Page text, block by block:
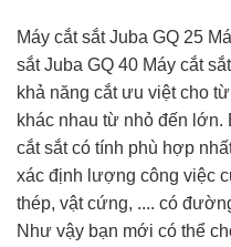
Máy cắt sắt Juba GQ 25
sắt Juba GQ 40 Máy cắt
khả năng cắt ưu việt cho
khác nhau từ nhỏ đến lớn.
cắt sắt có tính phù hợp
xác định lượng công việc
thép, vật cứng, .... có
Như vậy bạn mới có thể